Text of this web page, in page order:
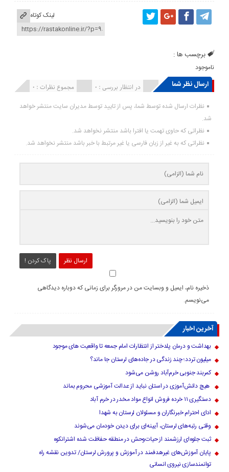
لینک کوتاه
برچسب ها :
ناموجود
ارسال نظر شما مجموع نظرات : 0 در انتظار بررسی : 0 انتشار یافته : ۰
نظرات ارسال شده توسط شما، پس از تایید توسط مدیران سایت منتشر خواهد
شد.
نظراتی که حاوی تهمت یا افترا باشد منتشر نخواهد شد.
نظراتی که به غیر از زبان فارسی یا غیر مرتبط با خبر باشد منتشر نخواهد شد.
ارسال نظر پاک کردن !
ذخیره نام، ایمیل و وبسایت من در مرورگر برای زمانی که دوباره دیدگاهی
می‌نویسم.
آخرین اخبار
بهداشت و درمان پلدختر از انتظارات امام جمعه تا واقعیت های موجود
میلیون تردد؛ چند زندگی در جاده‌های لرستان جا ماند؟
کمربند جنوبی خرم‌‌آباد روشن می‌شود
هیچ دانش‌آموزی در استان نباید از عدالت آموزشی محروم بماند
دستگیری ۱۱ خرده فروش انواع مواد مخدر در خرم آباد
ادای احترام خبرنگاران و مسئولان لرستان به شهدا
وقتی رتبه‌های لرستان، آیینه‌ای برای دیدن خودمان می‌شوند
ثبت جلوه‌ای ارزشمند از حیات‌وحش در منطقه حفاظت شده اشترانکوه
پایان آموزش‌های غیرهدفمند در آموزش و پرورش لرستان/ تدوین نقشه راه
توانمندسازی نیروی انسانی